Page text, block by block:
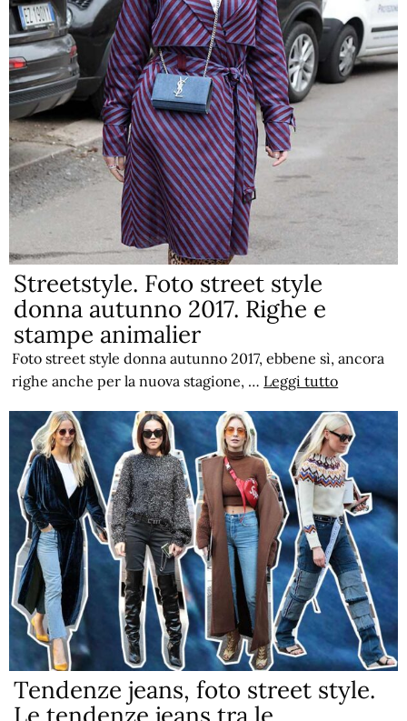
Streetstyle. Foto street style
donna autunno 2017. Righe e
stampe animalier
Foto street style donna autunno 2017, ebbene sì, ancora
righe anche per la nuova stagione, … Leggi tutto
Tendenze jeans, foto street style.
Le tendenze jeans tra le